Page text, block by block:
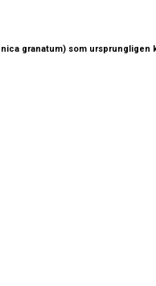
granatum) som